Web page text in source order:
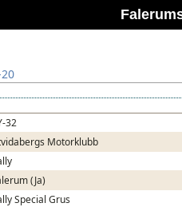
32
Motorklubb
(Ja)
Special Grus